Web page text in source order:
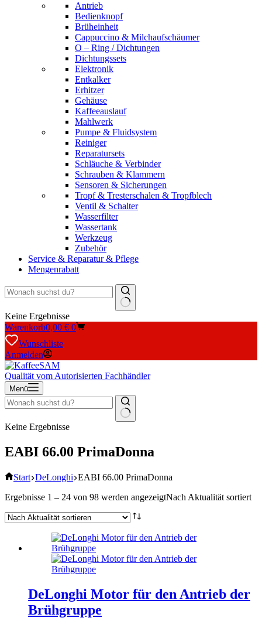
Antrieb
Bedienknopf
Brüheinheit
Cappuccino & Milchaufschäumer
O – Ring / Dichtungen
Dichtungssets
Elektronik
Entkalker
Erhitzer
Gehäuse
Kaffeeauslauf
Mahlwerk
Pumpe & Fluidsystem
Reiniger
Reparatursets
Schläuche & Verbinder
Schrauben & Klammern
Sensoren & Sicherungen
Tropf & Tresterschalen & Tropfblech
Ventil & Schalter
Wasserfilter
Wassertank
Werkzeug
Zubehör
Service & Reparatur & Pflege
Mengenrabatt
Keine Ergebnisse
Warenkorb0,00 € 0
Wunschliste
Anmelden
Qualität vom Autorisierten Fachhändler
Menü
Keine Ergebnisse
EABI 66.00 PrimaDonna
Start DeLonghi EABI 66.00 PrimaDonna
Ergebnisse 1 – 24 von 98 werden angezeigtNach Aktualität sortiert
DeLonghi Motor für den Antrieb der
Brühgruppe